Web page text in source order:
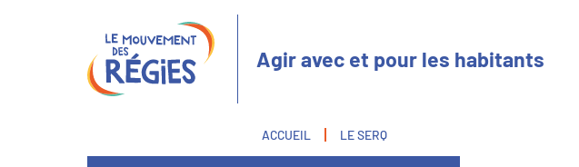
Agir avec et pour les habitants
Fil
d'Ariane
ACCUEIL LE SERQ